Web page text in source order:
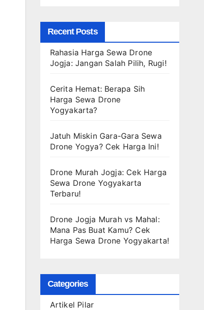
Recent Posts
Rahasia Harga Sewa Drone
Jogja: Jangan Salah Pilih, Rugi!
Cerita Hemat: Berapa Sih
Harga Sewa Drone
Yogyakarta?
Jatuh Miskin Gara-Gara Sewa
Drone Yogya? Cek Harga Ini!
Drone Murah Jogja: Cek Harga
Sewa Drone Yogyakarta
Terbaru!
Drone Jogja Murah vs Mahal:
Mana Pas Buat Kamu? Cek
Harga Sewa Drone Yogyakarta!
Categories
Artikel Pilar